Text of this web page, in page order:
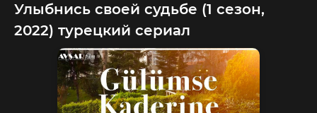
Улыбнись своей судьбе (1 сезон,
2022) турецкий сериал